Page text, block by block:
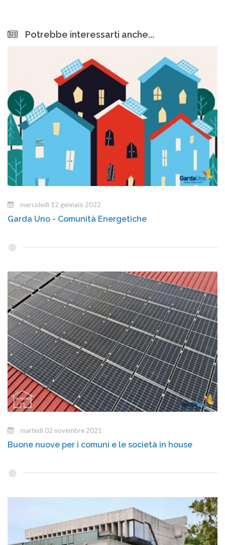
Potrebbe interessarti anche...
mercoledì 12 gennaio 2022
Garda Uno - Comunità Energetiche
martedì 02 novembre 2021
Buone nuove per i comuni e le società in house